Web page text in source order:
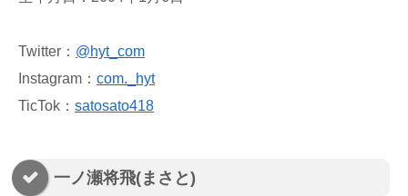
Twitter： @hyt_com
Instagram： com._hyt
TicTok： satosato418
一ノ瀬将飛(まさと)